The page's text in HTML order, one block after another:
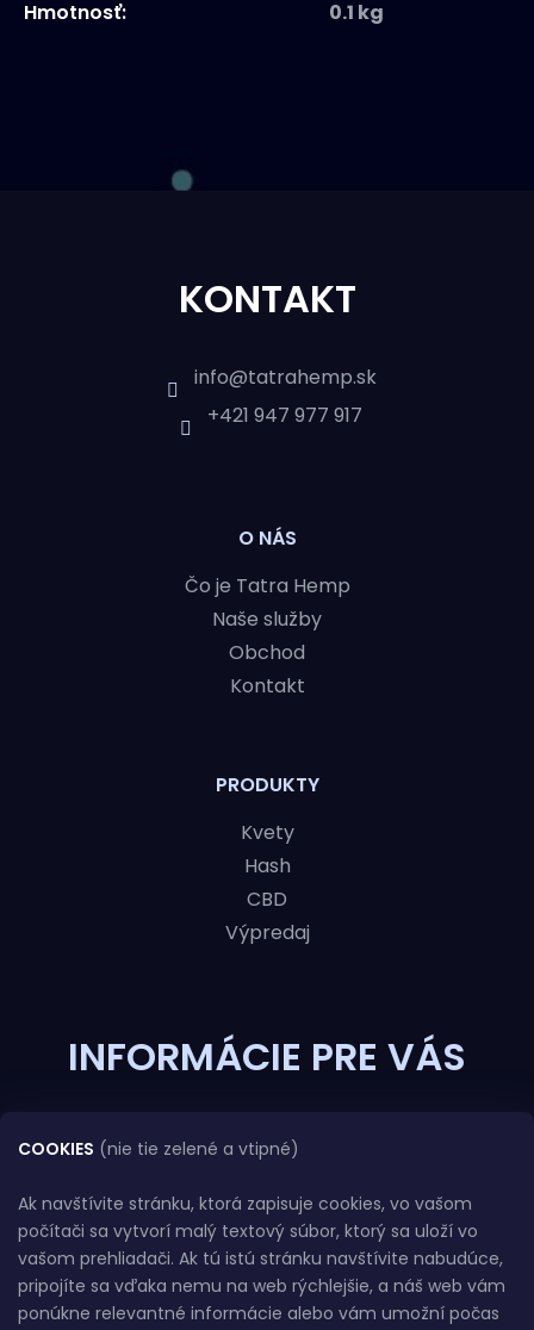
COOKIES (nie tie zelené a vtipné)
Ak navštívite stránku, ktorá zapisuje cookies, vo vašom
počítači sa vytvorí malý textový súbor, ktorý sa uloží vo
vašom prehliadači. Ak tú istú stránku navštívite nabudúce,
pripojíte sa vďaka nemu na web rýchlejšie, a náš web vám
ponúkne relevantné informácie alebo vám umožní počas
Hmotnosť: 0.1 kg
KONTAKT
info@tatrahemp.sk
+421 947 977 917
O NÁS
Čo je Tatra Hemp
Naše služby
Obchod
Kontakt
PRODUKTY
Kvety
Hash
CBD
Výpredaj
INFORMÁCIE PRE VÁS
Platba a dodanie
Bankové údaje
Podmienky ochrany osobných údajov
Veľkoobchod
Sledovanie zásielky